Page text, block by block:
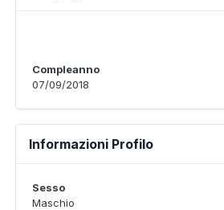
Compleanno
07/09/2018
Informazioni Profilo
Sesso
Maschio